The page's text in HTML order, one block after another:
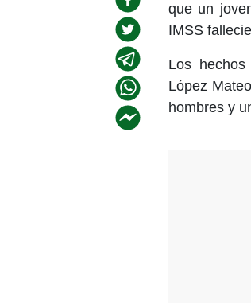
que un
IMSS
Los
López
hombres y